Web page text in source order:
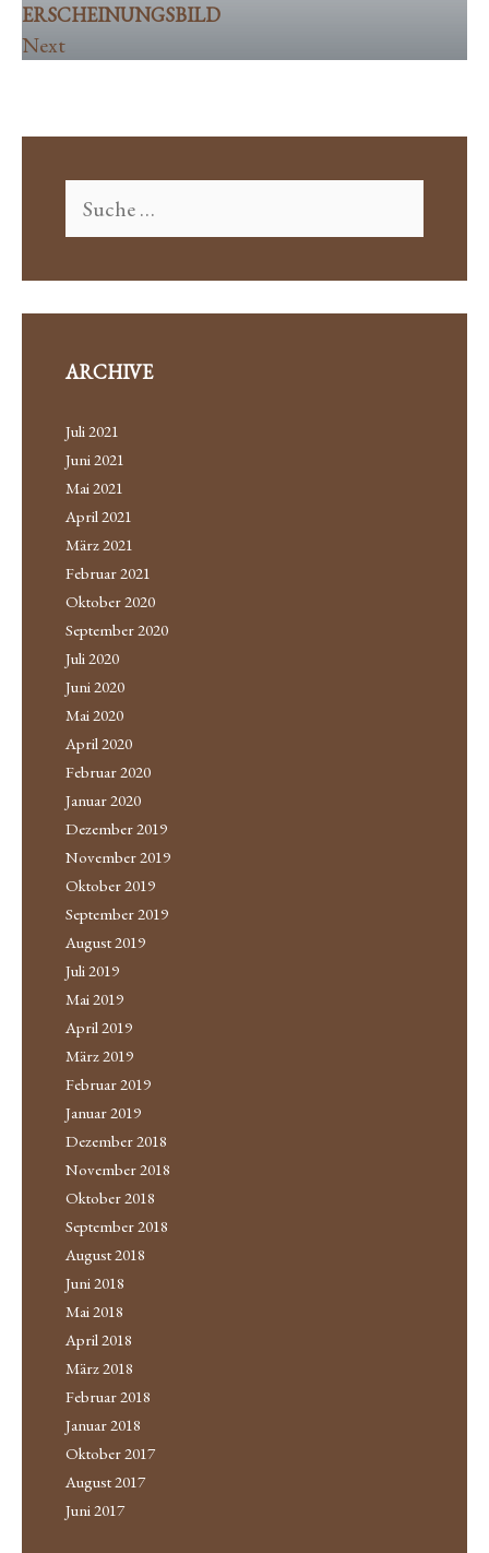
ERSCHEINUNGSBILD
Next
ARCHIVE
Juli 2021
Juni 2021
Mai 2021
April 2021
März 2021
Februar 2021
Oktober 2020
September 2020
Juli 2020
Juni 2020
Mai 2020
April 2020
Februar 2020
Januar 2020
Dezember 2019
November 2019
Oktober 2019
September 2019
August 2019
Juli 2019
Mai 2019
April 2019
März 2019
Februar 2019
Januar 2019
Dezember 2018
November 2018
Oktober 2018
September 2018
August 2018
Juni 2018
Mai 2018
April 2018
März 2018
Februar 2018
Januar 2018
Oktober 2017
August 2017
Juni 2017